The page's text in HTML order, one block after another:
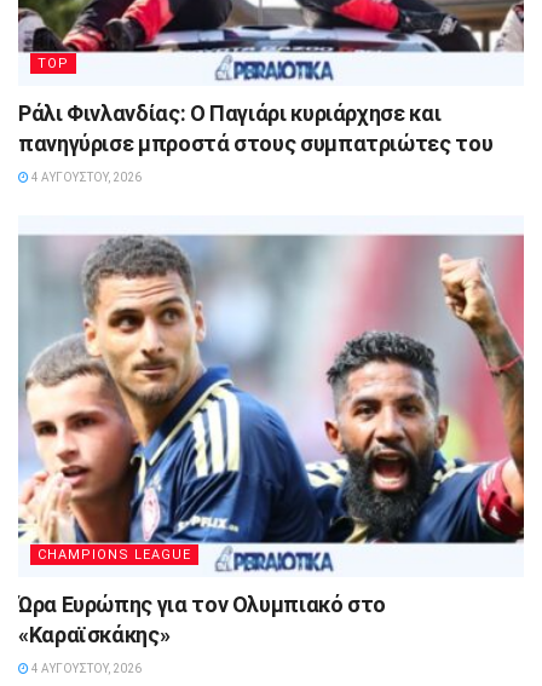
TOP
Ράλι Φινλανδίας: Ο Παγιάρι κυριάρχησε και
πανηγύρισε μπροστά στους συμπατριώτες του
4 ΑΥΓΟΎΣΤΟΥ, 2026
CHAMPIONS LEAGUE
Ώρα Ευρώπης για τον Ολυμπιακό στο
«Καραϊσκάκης»
4 ΑΥΓΟΎΣΤΟΥ, 2026